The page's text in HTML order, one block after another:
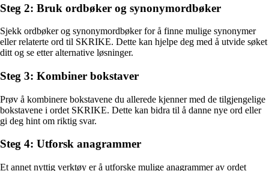
Steg 2: Bruk ordbøker og synonymordbøker
Sjekk ordbøker og synonymordbøker for å finne mulige synonymer
eller relaterte ord til SKRIKE. Dette kan hjelpe deg med å utvide søket
ditt og se etter alternative løsninger.
Steg 3: Kombiner bokstaver
Prøv å kombinere bokstavene du allerede kjenner med de tilgjengelige
bokstavene i ordet SKRIKE. Dette kan bidra til å danne nye ord eller
gi deg hint om riktig svar.
Steg 4: Utforsk anagrammer
Et annet nyttig verktøy er å utforske mulige anagrammer av ordet